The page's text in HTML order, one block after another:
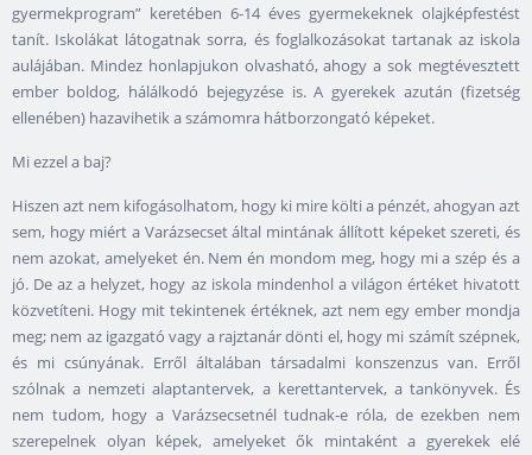
gyermekprogram” keretében 6-14 éves gyermekeknek olajképfestést
tanít. Iskolákat látogatnak sorra, és foglalkozásokat tartanak az iskola
aulájában. Mindez honlapjukon olvasható, ahogy a sok megtévesztett
ember boldog, hálálkodó bejegyzése is. A gyerekek azután (fizetség
ellenében) hazavihetik a számomra hátborzongató képeket.
Mi ezzel a baj?
Hiszen azt nem kifogásolhatom, hogy ki mire költi a pénzét, ahogyan azt
sem, hogy miért a Varázsecset által mintának állított képeket szereti, és
nem azokat, amelyeket én. Nem én mondom meg, hogy mi a szép és a
jó. De az a helyzet, hogy az iskola mindenhol a világon értéket hivatott
közvetíteni. Hogy mit tekintenek értéknek, azt nem egy ember mondja
meg; nem az igazgató vagy a rajztanár dönti el, hogy mi számít szépnek,
és mi csúnyának. Erről általában társadalmi konszenzus van. Erről
szólnak a nemzeti alaptantervek, a kerettantervek, a tankönyvek. És
nem tudom, hogy a Varázsecsetnél tudnak-e róla, de ezekben nem
szerepelnek olyan képek, amelyeket ők mintaként a gyerekek elé